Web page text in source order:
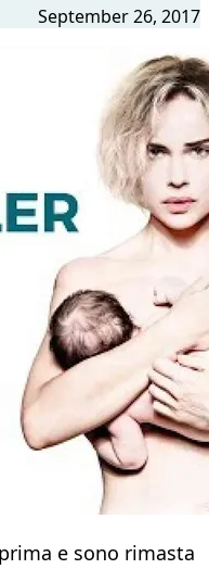
September 26, 2017
e sono rimasta